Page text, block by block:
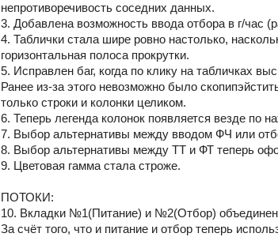
непротиворечивость соседних данных.
3. Добавлена возможность ввода отбора в г/час
4. Таблички стала шире ровно настолько,
горизонтальная полоса прокрутки.
5. Исправлен баг, когда по клику на табличках
Ранее из-за этого невозможно было
только строки и колонки целиком.
6. Теперь легенда колонок появляется везде по
7. Выбор альтернативы между вводом ФЧ или
8. Выбор альтернативы между ТТ и ФТ теперь
9. Цветовая гамма стала строже.
ПОТОКИ:
10. Вкладки №1(Питание) и №2(Отбор)
За счёт того, что и питание и отбор теперь